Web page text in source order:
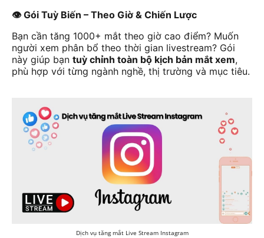
👁️ Gói Tuỳ Biến – Theo Giờ & Chiến Lược
Bạn cần tăng 1000+ mắt theo giờ cao điểm? Muốn
người xem phân bổ theo thời gian livestream? Gói
này giúp bạn tuỳ chỉnh toàn bộ kịch bản mắt xem,
phù hợp với từng ngành nghề, thị trường và mục tiêu.
Dịch vụ tăng mắt Live Stream Instagram